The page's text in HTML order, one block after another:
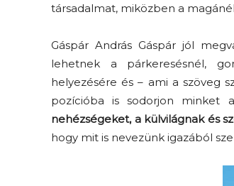
társadalmat, miközben a
Gáspár András Gáspár jól
lehetnek a párkeresésnél,
helyezésére és – ami a szöveg
pozícióba is sodorjon minket
nehézségeket, a külvilágnak és
hogy mit is nevezünk igazából
Elveszítettük az
unatkozás
Trashről és
S03E02 premier